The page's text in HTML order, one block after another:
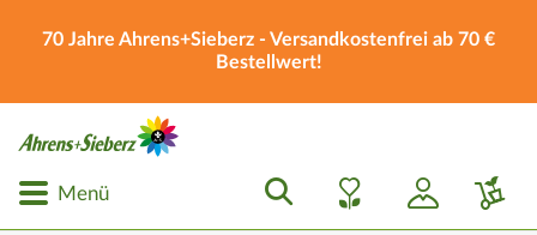
70 Jahre Ahrens+Sieberz - Versandkostenfrei ab 70 €
Bestellwert!
Menü